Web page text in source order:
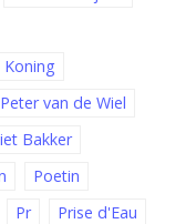
Peter van de Wiel
Bakker
Poetin
Pr
Prise d'Eau